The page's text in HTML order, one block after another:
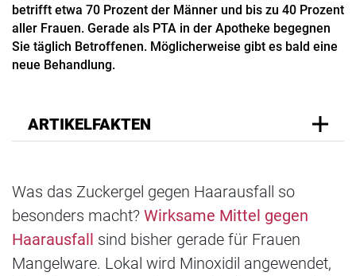
betrifft etwa 70 Prozent der Männer und bis zu 40 Prozent
aller Frauen. Gerade als PTA in der Apotheke begegnen
Sie täglich Betroffenen. Möglicherweise gibt es bald eine
neue Behandlung.
ARTIKELFAKTEN
Was das Zuckergel gegen Haarausfall so
besonders macht? Wirksame Mittel gegen
Haarausfall sind bisher gerade für Frauen
Mangelware. Lokal wird Minoxidil angewendet,